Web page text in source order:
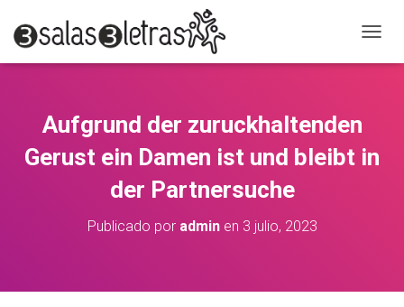
A
M
Aufgrund der zuruckhaltenden
Gerust ein Damen ist und bleibt in
der Partnersuche
Publicado por adminen 3 julio, 2023